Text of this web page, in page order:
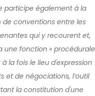
participe également à la
de conventions entre les
qui y recourent et,
une fonction « procédurale
la fois le lieu d'expression
et de négociations, l’outil
la constitution d'une